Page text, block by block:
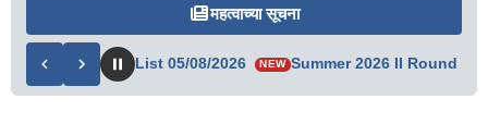
महत्वाच्या सूचना
Revised Merit List 05/08/2026 NEW Summer 2026 II Round Not